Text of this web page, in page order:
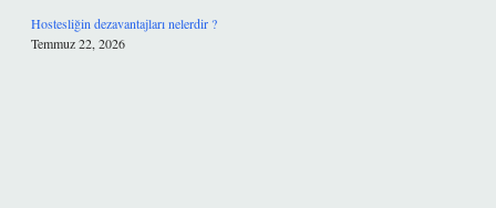
Hostesliğin dezavantajları nelerdir ?
Temmuz 22, 2026